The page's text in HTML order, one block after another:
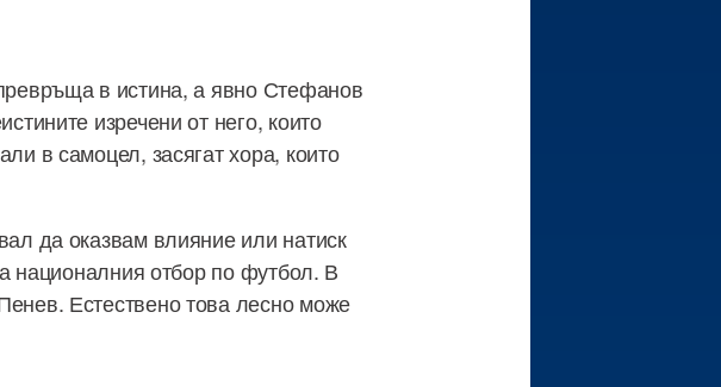
в истина, а явно Стефанов
изречени от него, които
в самоцел, засягат хора, които
да оказвам влияние или натиск
националния отбор по футбол. В
Естествено това лесно може